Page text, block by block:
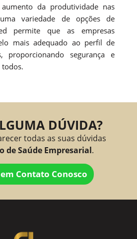
da produtividade nas
variedade de opções de
permite que as empresas
mais adequado ao perfil de
proporcionando segurança e
DÚVIDA?
todas as suas dúvidas
de Saúde Empresarial.
Contato Conosco